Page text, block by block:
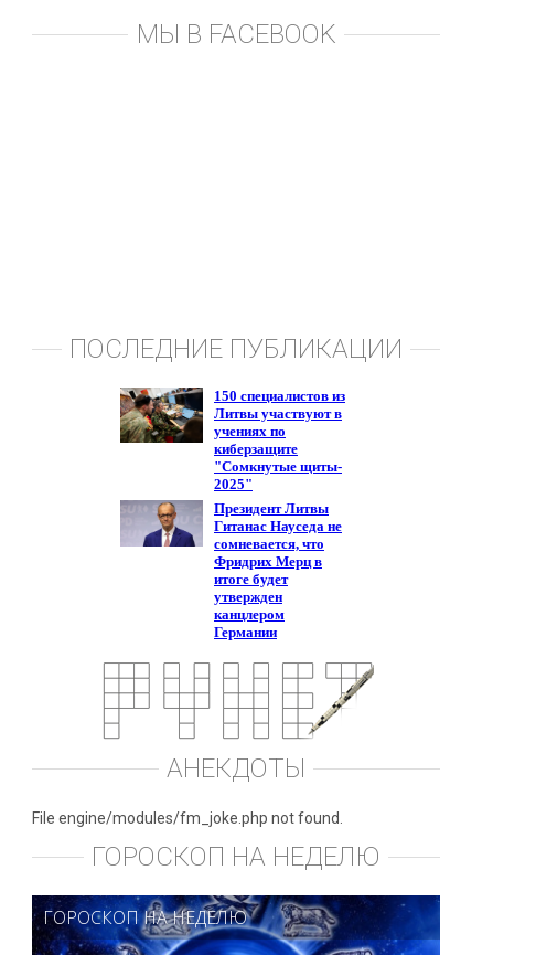
МЫ В FACEBOOK
ПОСЛЕДНИЕ ПУБЛИКАЦИИ
АНЕКДОТЫ
File engine/modules/fm_joke.php not found.
ГОРОСКОП НА НЕДЕЛЮ
ГОРОСКОП НА НЕДЕЛЮ